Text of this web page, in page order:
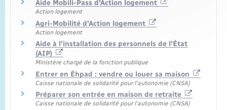
Aide Mobili-Pass d'Action logement
Action logement
Agri-Mobilité d'Action logement
Action logement
Aide à l'installation des personnels de l'État
(AIP)
Ministère chargé de la fonction publique
Entrer en Éhpad : vendre ou louer sa maison
Caisse nationale de solidarité pour l'autonomie (CNSA)
Préparer son entrée en maison de retraite
Caisse nationale de solidarité pour l'autonomie (CNSA)